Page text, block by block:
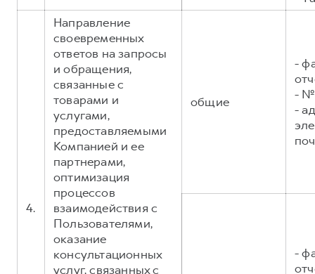
4.
Направление
своевременных
ответов на запросы
и обращения,
связанные с
товарами и
услугами,
предоставляемыми
Компанией и ее
партнерами,
оптимизация
процессов
взаимодействия с
Пользователями,
оказание
консультационных
услуг, связанных с
общие
-
- №
-
-